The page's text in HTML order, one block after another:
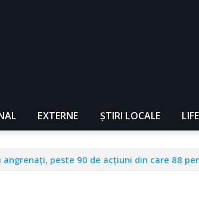
EXTERNE ȘTIRI LOCALE
peste 90 de acţiuni din care 88